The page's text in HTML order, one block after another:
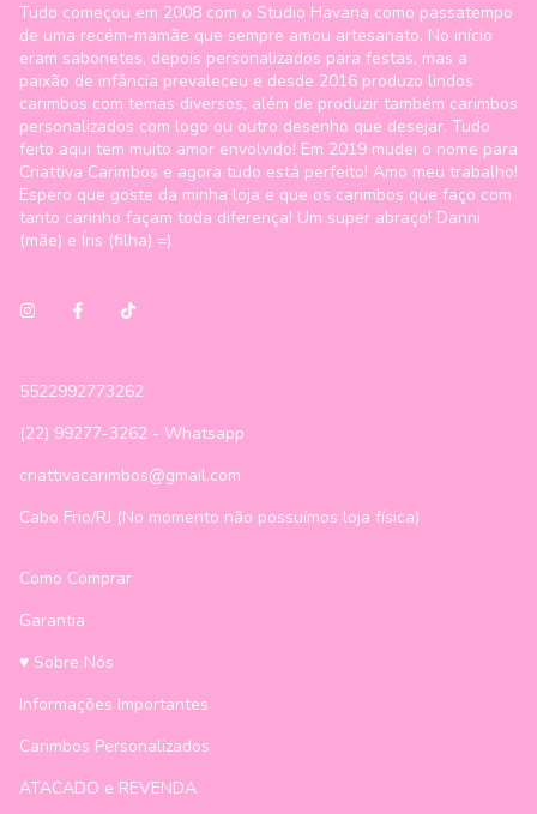
Tudo começou em 2008 com o Studio Havana como passatempo
de uma recém-mamãe que sempre amou artesanato. No início
eram sabonetes, depois personalizados para festas, mas a
paixão de infância prevaleceu e desde 2016 produzo lindos
carimbos com temas diversos, além de produzir também carimbos
personalizados com logo ou outro desenho que desejar. Tudo
feito aqui tem muito amor envolvido! Em 2019 mudei o nome para
Criattiva Carimbos e agora tudo está perfeito! Amo meu trabalho!
Espero que goste da minha loja e que os carimbos que faço com
tanto carinho façam toda diferença! Um super abraço! Danni
(mãe) e Íris (filha) =)
5522992773262
(22) 99277-3262 - Whatsapp
criattivacarimbos@gmail.com
Cabo Frio/RJ (No momento não possuímos loja física)
Como Comprar
Garantia
♥ Sobre Nós
Informações Importantes
Carimbos Personalizados
ATACADO e REVENDA